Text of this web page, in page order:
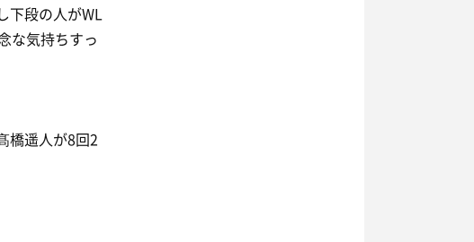
下段の人がWL
な気持ちすっ
橋遥人が8回2